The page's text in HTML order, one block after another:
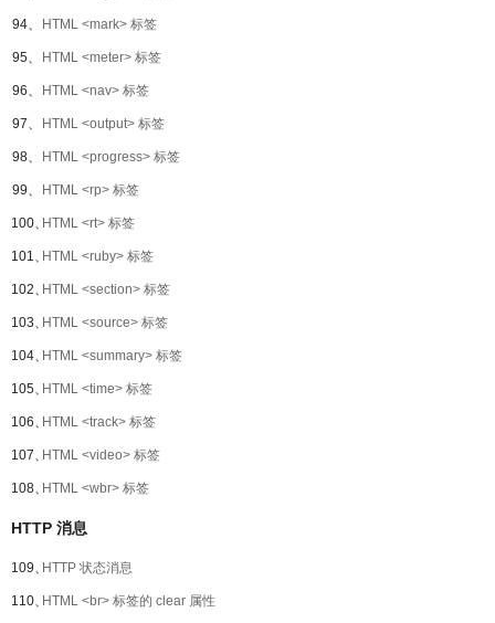
94、 HTML <mark> 标签
95、 HTML <meter> 标签
96、 HTML <nav> 标签
97、 HTML <output> 标签
98、 HTML <progress> 标签
99、 HTML <rp> 标签
100、HTML <rt> 标签
101、HTML <ruby> 标签
102、HTML <section> 标签
103、HTML <source> 标签
104、HTML <summary> 标签
105、HTML <time> 标签
106、HTML <track> 标签
107、HTML <video> 标签
108、HTML <wbr> 标签
HTTP 消息
109、HTTP 状态消息
110、HTML <br> 标签的 clear 属性